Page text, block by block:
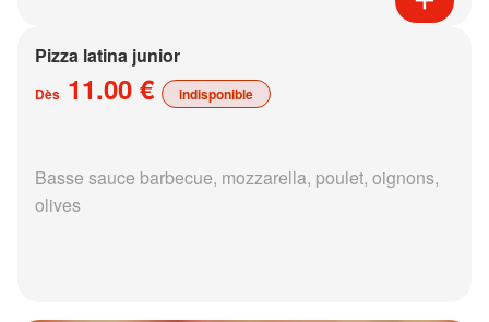
Pizza latina junior
Dès 11.00 € indisponible
Basse sauce barbecue, mozzarella, poulet, oignons,
olives